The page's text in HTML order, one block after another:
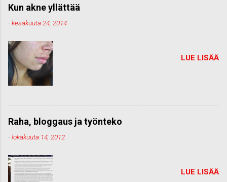
Kun akne yllättää
-kesäkuuta 24, 2014
LUE LISÄÄ
Raha, bloggaus ja työnteko
-lokakuuta 14, 2012
LUE LISÄÄ